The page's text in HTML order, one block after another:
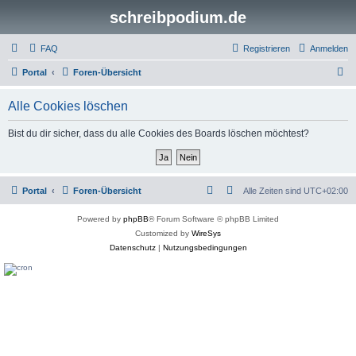
schreibpodium.de
FAQ Anmelden
Registrieren
Portal Foren-Übersicht
Alle Cookies löschen
Bist du dir sicher, dass du alle Cookies des Boards löschen möchtest?
Portal Foren-Übersicht Alle Zeiten sind UTC+02:00
Powered by phpBB® Forum Software © phpBB Limited
Customized by WireSys
Datenschutz| Nutzungsbedingungen